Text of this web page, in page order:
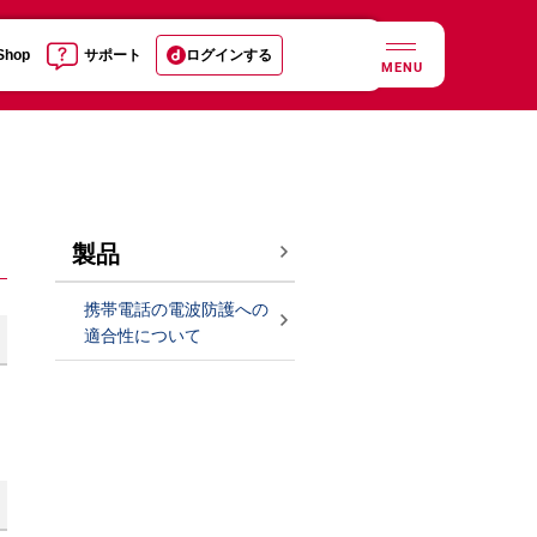
サポート ログインする
MENU
製品
携帯電話の電波防護への
適合性について